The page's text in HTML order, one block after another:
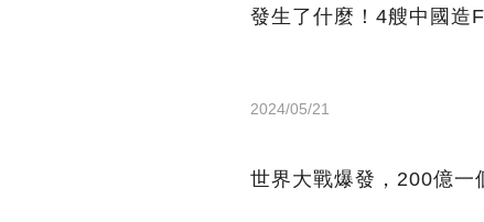
發生了什麼！4艘中國造
2024/05/21
世界大戰爆發，200億一